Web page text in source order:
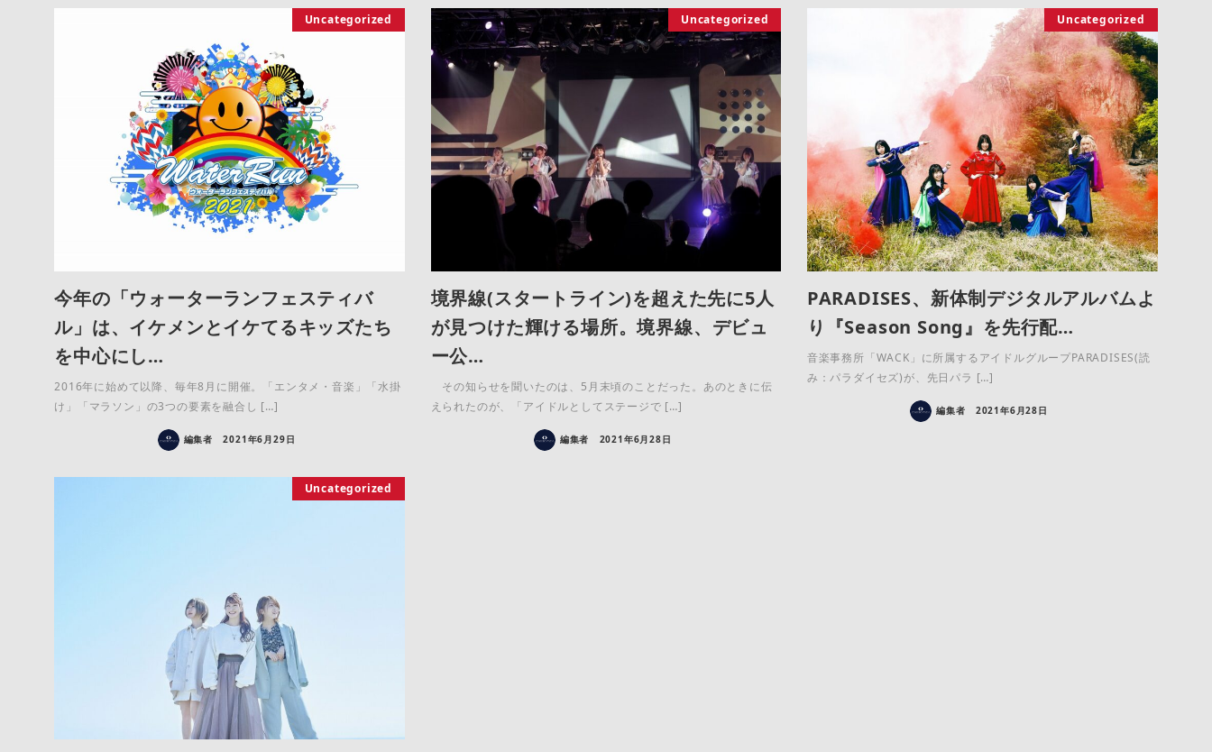
Uncategorized
今年の「ウォーターランフェスティバ
ル」は、イケメンとイケてるキッズたち
を中心にし…
2016年に始めて以降、毎年8月に開催。「エンタメ・音楽」「水掛
け」「マラソン」の3つの要素を融合し […]
編集者 2021年6月29日
Uncategorized
境界線(スタートライン)を超えた先に5人
が見つけた輝ける場所。境界線、デビュ
ー公…
その知らせを聞いたのは、5月末頃のことだった。あのときに伝
えられたのが、「アイドルとしてステージで […]
編集者 2021年6月28日
Uncategorized
PARADISES、新体制デジタルアルバムよ
り『Season Song』を先行配…
音楽事務所「WACK」に所属するアイドルグループPARADISES(読
み：パラダイセズ)が、先日パラ […]
編集者 2021年6月28日
Uncategorized